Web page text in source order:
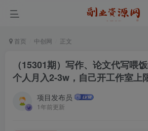
首页 中创网 正文
（15301期）写作、论文代写喂
个人月入2-3w，自己开工作室
项目发布员
1年前更新